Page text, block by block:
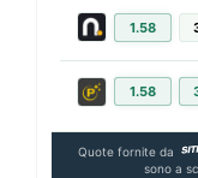
1.58
1.58
Quote fornite da
sono a